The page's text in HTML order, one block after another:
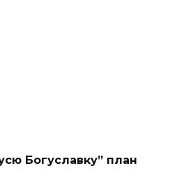
Богуславку” план